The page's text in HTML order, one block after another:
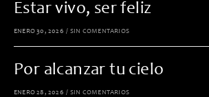
Estar vivo, ser feliz
ENERO 30, 2026 / SIN COMENTARIOS
Por alcanzar tu cielo
ENERO 28, 2026 / SIN COMENTARIOS